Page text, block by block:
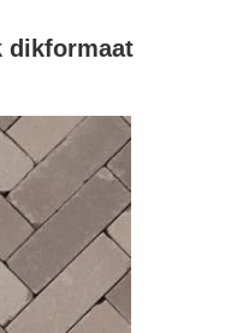
dikformaat